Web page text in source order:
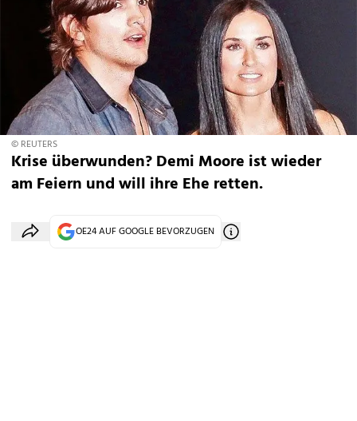
© REUTERS
Krise überwunden? Demi Moore ist wieder
am Feiern und will ihre Ehe retten.
OE24 AUF GOOGLE BEVORZUGEN